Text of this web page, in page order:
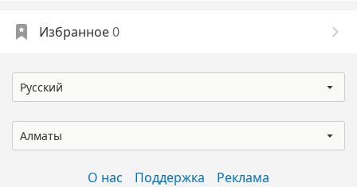
Избранное0
Русский
Алматы
О нас Поддержка Реклама